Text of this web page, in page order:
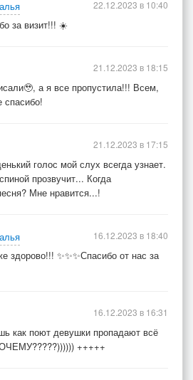
за визит!!! ☀️
22.12.2023 в 10:40
а я все пропустила!!! Всем,
спасибо!
21.12.2023 в 18:15
голос мой слух всегда узнает.
прозвучит... Когда
Мне нравится...!
21.12.2023 в 17:15
здорово!!! ✨✨✨Спасибо от нас за
16.12.2023 в 18:40
как поют девушки пропадают всё
+++++
16.12.2023 в 16:31